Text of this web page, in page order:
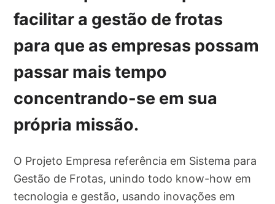
facilitar a gestão de frotas
para que as empresas possam
passar mais tempo
concentrando-se em sua
própria missão.
O Projeto Empresa referência em Sistema para
Gestão de Frotas, unindo todo know-how em
tecnologia e gestão, usando inovações em